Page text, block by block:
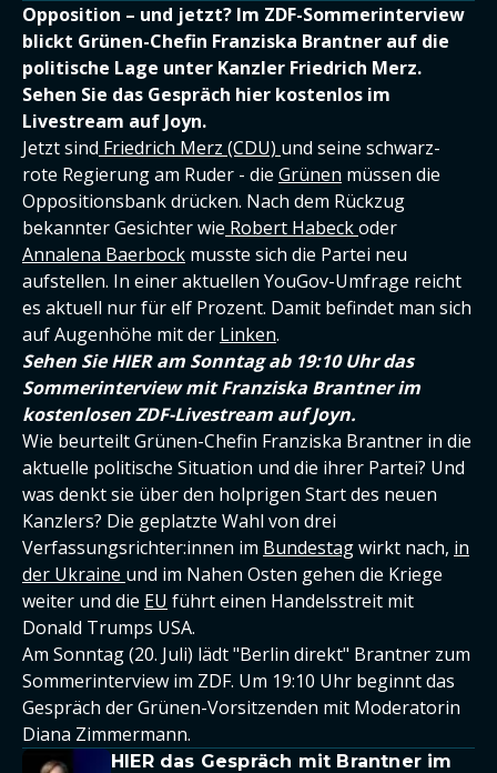
Opposition – und jetzt? Im ZDF-Sommerinterview
blickt Grünen-Chefin Franziska Brantner auf die
politische Lage unter Kanzler Friedrich Merz.
Sehen Sie das Gespräch hier kostenlos im
Livestream auf Joyn.
Jetzt sind Friedrich Merz (CDU) und seine schwarz-
rote Regierung am Ruder - die Grünen müssen die
Oppositionsbank drücken. Nach dem Rückzug
bekannter Gesichter wie Robert Habeckoder
Annalena Baerbock musste sich die Partei neu
aufstellen. In einer aktuellen YouGov-Umfrage reicht
es aktuell nur für elf Prozent. Damit befindet man sich
auf Augenhöhe mit der Linken.
Sehen Sie HIER am Sonntag ab 19:10 Uhr das
Sommerinterview mit Franziska Brantner im
kostenlosen ZDF-Livestream auf Joyn.
Wie beurteilt Grünen-Chefin Franziska Brantner in die
aktuelle politische Situation und die ihrer Partei? Und
was denkt sie über den holprigen Start des neuen
Kanzlers? Die geplatzte Wahl von drei
Verfassungsrichter:innen im Bundestagwirkt nach, in
der Ukraine und im Nahen Osten gehen die Kriege
weiter und die EU führt einen Handelsstreit mit
Donald Trumps USA.
Am Sonntag (20. Juli) lädt "Berlin direkt" Brantner zum
Sommerinterview im ZDF. Um 19:10 Uhr beginnt das
Gespräch der Grünen-Vorsitzenden mit Moderatorin
Diana Zimmermann.
HIER das Gespräch mit Brantner im